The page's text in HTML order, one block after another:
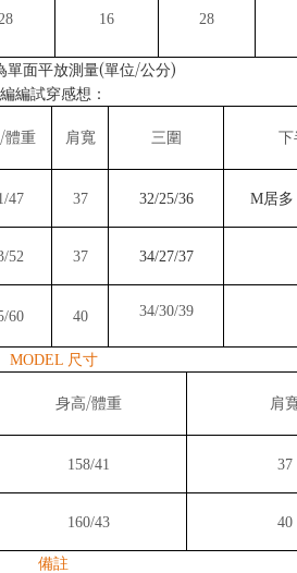
28 16 28
單面平放測量(單位/公分)
編編試穿感想：
/體重 肩寬 三圍 下
47 37 32/25/36 M居多
52 37 34/27/37
60 40 34/30/39
MODEL 尺寸
身高/體重 肩
158/41 37
160/43 40
備註